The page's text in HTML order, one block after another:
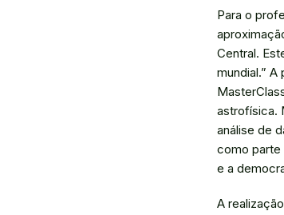
Para o
Central.
mundial.”
astrofísica.
análise de
como parte
e a
A